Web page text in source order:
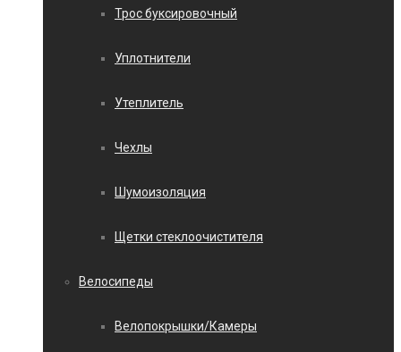
Трос буксировочный
Уплотнители
Утеплитель
Чехлы
Шумоизоляция
Щетки стеклоочистителя
Велосипеды
Велопокрышки/Камеры